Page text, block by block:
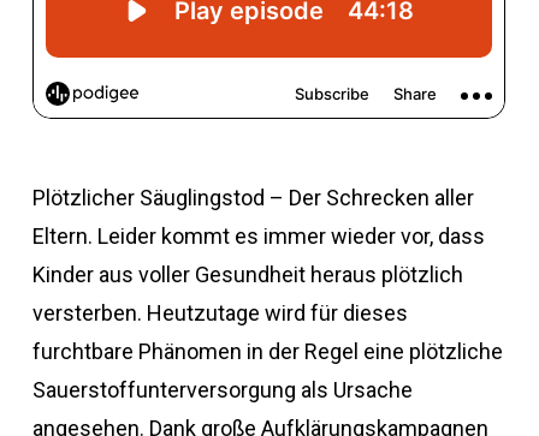
Plötzlicher Säuglingstod – Der Schrecken aller
Eltern. Leider kommt es immer wieder vor, dass
Kinder aus voller Gesundheit heraus plötzlich
versterben. Heutzutage wird für dieses
furchtbare Phänomen in der Regel eine plötzliche
Sauerstoffunterversorgung als Ursache
angesehen. Dank große Aufklärungskampagnen